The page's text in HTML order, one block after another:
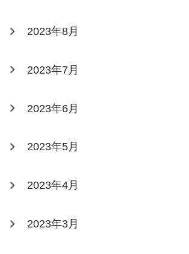
2023年8月
2023年7月
2023年6月
2023年5月
2023年4月
2023年3月